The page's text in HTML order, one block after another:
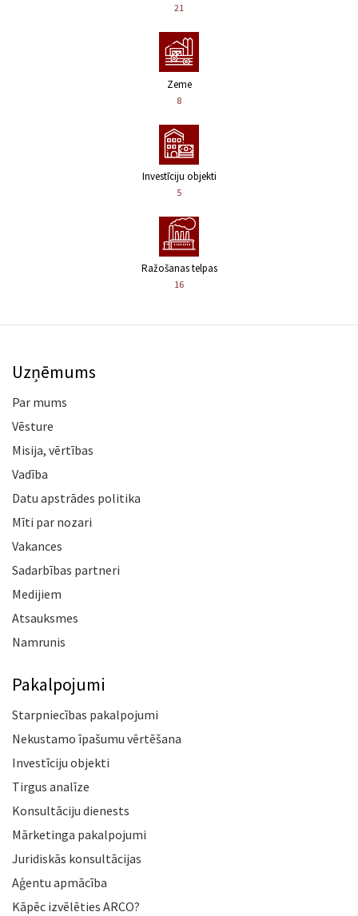
21
Zeme
8
Investīciju objekti
5
Ražošanas telpas
16
Uzņēmums
Par mums
Vēsture
Misija, vērtības
Vadība
Datu apstrādes politika
Mīti par nozari
Vakances
Sadarbības partneri
Medijiem
Atsauksmes
Namrunis
Pakalpojumi
Starpniecības pakalpojumi
Nekustamo īpašumu vērtēšana
Investīciju objekti
Tirgus analīze
Konsultāciju dienests
Mārketinga pakalpojumi
Juridiskās konsultācijas
Aģentu apmācība
Kāpēc izvēlēties ARCO?